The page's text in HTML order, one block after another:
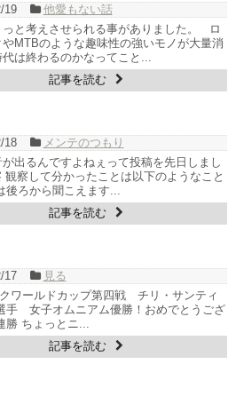
19
他愛もない話
っと考えさせられる事がありました。 ロ
やMTBのような趣味性の強いモノが大量消
は終わるのかなってこと...
記事を読む
18
メンテのつもり
出るんですよねぇって投稿を先日しまし
察して分かったことは以下のようなこと
後ろから聞こえます...
記事を読む
17
見る
ワールドカップ第四戦 チリ・サンティ
手 女子オムニアム優勝！おめでとうござ
勝 ちょっとニ...
記事を読む